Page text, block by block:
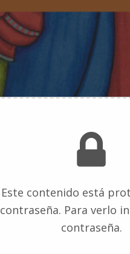
Este contenido está
contraseña. Para verlo
contraseña.